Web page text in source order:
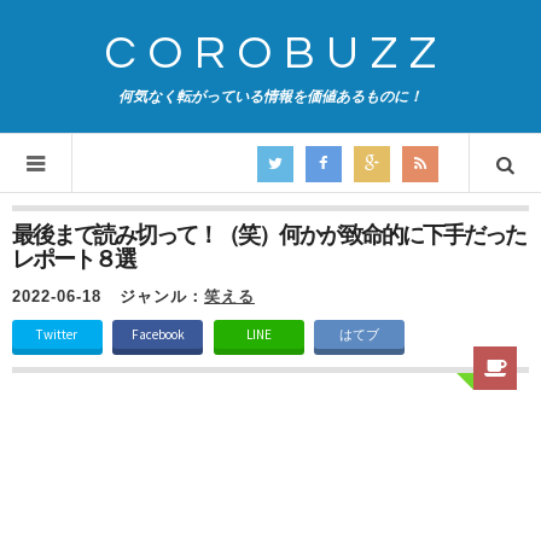
COROBUZZ
何気なく転がっている情報を価値あるものに！
最後まで読み切って！（笑）何かが致命的に下手だった
レポート８選
2022-06-18 ジャンル： 笑える
Twitter Facebook LINE はてブ